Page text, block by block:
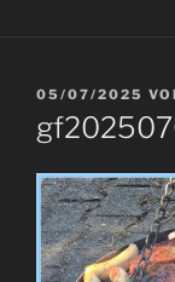
AM
05/07/2025